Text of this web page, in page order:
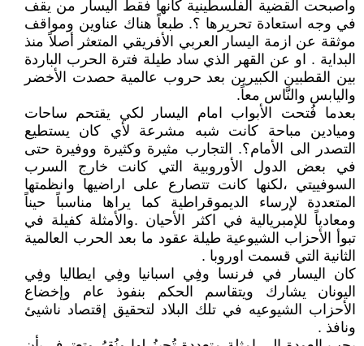
واصبحت القضية الفلسطينية كأنها فقط اليسار من يقف
في وجه استعادة تحريرها ؟. طبعاً هناك عناوين ومواقف
موثقة عن ازمة اليسار العربي الأفريقي المتعثر أصلاً منذ
البداية . او عن القهر الذي ساد طيلة فترة الحرب الباردة
بين القطبين الكبيرين بعد حروب عالمية حصدت الأخضر
واليابس والنَّاس معاً.
بعدما فُتحت الأبواب امام اليسار لكي يقتحم ساحات
وميادين مباحة كانت شبه مشرعة لأي كان يستطيع
التصدر الى الأمام؟. التجارب مثيرة وكثيرة ووفيرة حتى
في بعض الدول الأوروبية التي كانت خارج السرب
السوفييتي ،لكنها كانت تتصارع على اراضيها وانظمتها
المتعددة لإرساء الديموقراطية كما يراها مناسباً حيناً
ومعادياً للإمبريالية في اكثر الأحيان .والأمثلة كفيلة في
تبوأ الأحزاب الشيوعية طيلة عقود ما بعد الحرب العالمية
الثانية التي قسمت اوروبا .
كان اليسار في فرنسا وفِي اسبانيا وفِي ايطاليا وفِي
اليونان يشارك ويتقاسم الحكم بنفوذ عام وإخضاع
الأحزاب الشيوعيه في تلك البلاد لتحقيق إقتصاد ناشيئ
ونافذ .